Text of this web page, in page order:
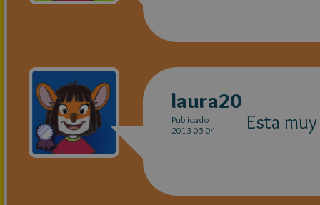
laura20
Publicado
2013-05-04
Esta